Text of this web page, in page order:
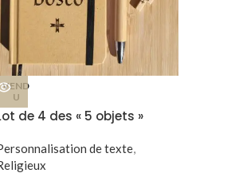
VEND
U
de 4 des « 5 objets »
de texte,